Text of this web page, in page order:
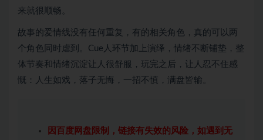
来就很顺畅。
故事的爱情线没有任何重复，有的相关角色，真的可以两
个角色同时虐到。Cue人环节加上演绎，情绪不断铺垫，整
体节奏和情绪沉淀让人很舒服，玩完之后，让人忍不住感
慨：人生如戏，落子无悔，一招不慎，满盘皆输。
因百度网盘限制，链接有失效的风险，如遇到无